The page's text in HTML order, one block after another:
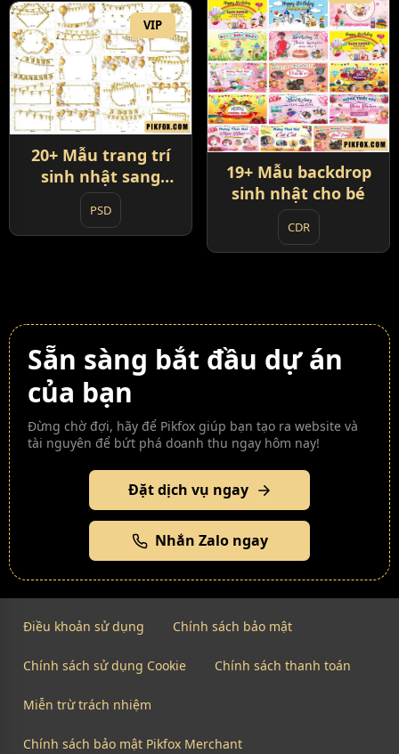
19+ Mẫu backdrop
sinh nhật cho bé
CDR
VIP
20+ Mẫu trang trí
sinh nhật sang
trọng
PSD
Sẵn sàng bắt đầu dự án
của bạn
Đừng chờ đợi, hãy để Pikfox giúp bạn tạo ra website và
tài nguyên để bứt phá doanh thu ngay hôm nay!
Đặt dịch vụ ngay
Nhắn Zalo ngay
Điều khoản sử dụng Chính sách bảo mật
Chính sách sử dụng Cookie Chính sách thanh toán
Miễn trừ trách nhiệm
Chính sách bảo mật Pikfox Merchant